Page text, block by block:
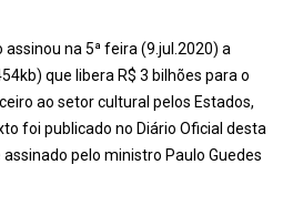
na 5ª feira (9.jul.2020) a
que libera R$ 3 bilhões para o
ao setor cultural pelos Estados,
foi publicado no Diário Oficial desta
pelo ministro Paulo Guedes